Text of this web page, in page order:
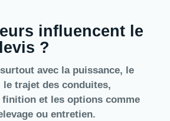
influencent le
?
avec la puissance, le
trajet des conduites,
finition et les options comme
ou entretien.